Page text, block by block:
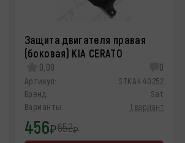
Защита двигателя правая
(боковая) KIA CERATO
0,00 0
Артикул:
STKA440252
Бренд:
Sat
Варианты:
1 вариант
456₽652₽